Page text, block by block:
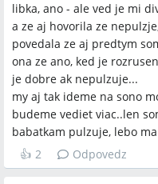
libka, ano - ale ved je mi
a ze aj hovorila ze
povedala ze aj predtym
ona ze ano, ked je
je dobre ak nepulzuje...
my aj tak ideme na sono
budeme vediet viac..len
babatkam pulzuje, lebo
👍 2 Odpovedz